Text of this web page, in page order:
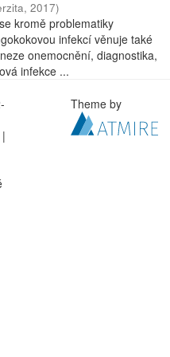
, 2017)
kromě problematiky
infekcí věnuje také
onemocnění, diagnostika,
infekce ...
|
Theme by